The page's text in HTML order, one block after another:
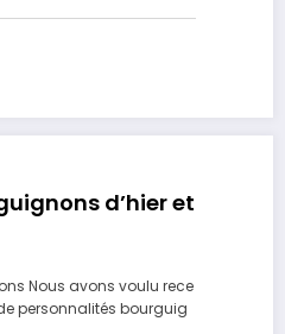
d’hier et
Nous avons voulu rece
personnalités bourguig